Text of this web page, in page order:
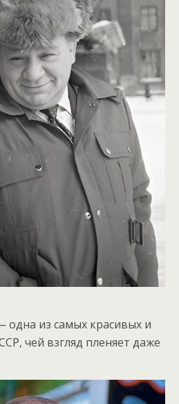
одна из самых красивых и
чей взгляд пленяет даже